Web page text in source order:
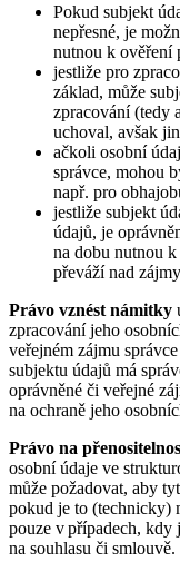
Pokud subjekt
nepřesné, je
nutnou k ověření
jestliže pro
základ, může
zpracování (tedy
uchoval, avšak
ačkoli osobní
správce, mohou
např. pro
jestliže subjekt
údajů, je
na dobu nutnou
převáží nad
Právo vznést námitky
zpracování jeho
veřejném zájmu
subjektu údajů má
oprávněné či veřejné
na ochraně jeho
Právo na
osobní údaje ve
může požadovat, aby
pokud je to (technicky)
pouze v případech, kdy
na souhlasu či smlouvě.